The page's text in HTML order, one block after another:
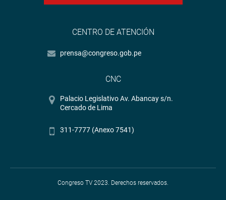
CENTRO DE ATENCIÓN
prensa@congreso.gob.pe
CNC
Palacio Legislativo Av. Abancay s/n.
Cercado de Lima
311-7777 (Anexo 7541)
Congreso TV 2023. Derechos reservados.